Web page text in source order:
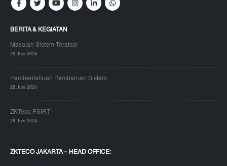
BERITA & KEGIATAN
Masalah Sistem Teratasi
28 Juni 2024
Pemberitahuan Pembaruan Sistem
28 Juni 2024
ZKTeco PSIRT
28 Juni 2024
ZKTECO JAKARTA – HEAD OFFICE: